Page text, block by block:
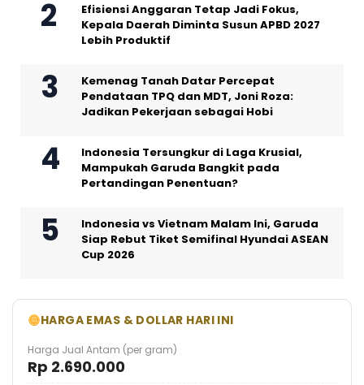
Efisiensi Anggaran Tetap Jadi Fokus,
Kepala Daerah Diminta Susun APBD 2027
Lebih Produktif
Kemenag Tanah Datar Percepat
Pendataan TPQ dan MDT, Joni Roza:
Jadikan Pekerjaan sebagai Hobi
Indonesia Tersungkur di Laga Krusial,
Mampukah Garuda Bangkit pada
Pertandingan Penentuan?
Indonesia vs Vietnam Malam Ini, Garuda
Siap Rebut Tiket Semifinal Hyundai ASEAN
Cup 2026
HARGA EMAS & DOLLAR HARI INI
Harga Jual Antam (per gram)
Rp 2.690.000